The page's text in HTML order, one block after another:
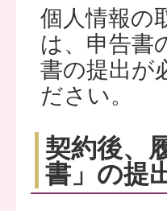
個人情報の
は、申告書
書の提出が
ださい。
契約後、
書」の提